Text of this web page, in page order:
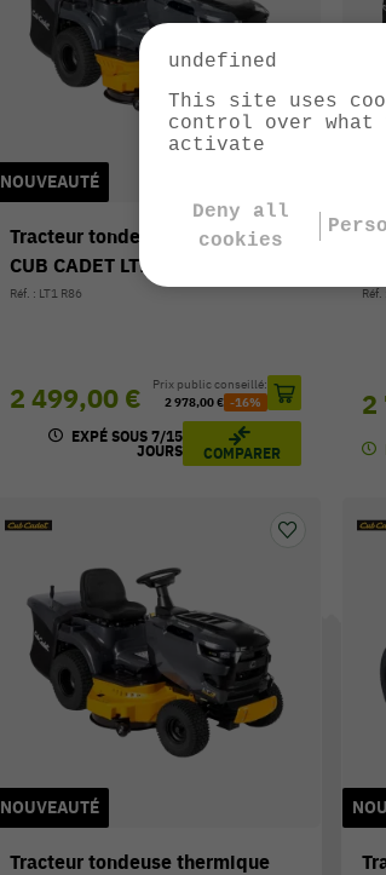
NOUVEAUTÉ
Tracteur tondeuse thermique
CUB CADET LT1 R86
Réf. : LT1 R86
2 499,00 €
Prix public conseillé:
2 978,00 € -16%
EXPÉ SOUS 7/15
JOURS
COMPARER
Réf.
2
NOUVEAUTÉ
Tracteur tondeuse thermique
undefined
This site uses
control over what
activate
Deny all
cookies